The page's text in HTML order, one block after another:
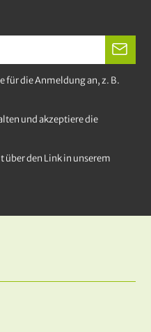
für die Anmeldung an, z. B.
und akzeptiere die
über den Link in unserem